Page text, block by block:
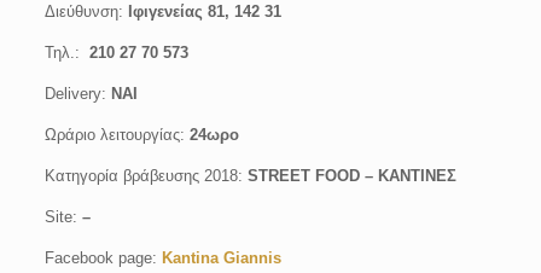
Διεύθυνση: Ιφιγενείας 81, 142 31
Τηλ.: 210 27 70 573
Delivery: ΝΑΙ
Ωράριο λειτουργίας: 24ωρο
Κατηγορία βράβευσης 2018: STREET FOOD – KANΤΙΝΕΣ
Site: –
Facebook page: Kantina Giannis